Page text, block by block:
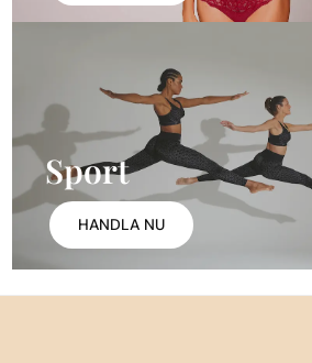
Sport
HANDLA NU